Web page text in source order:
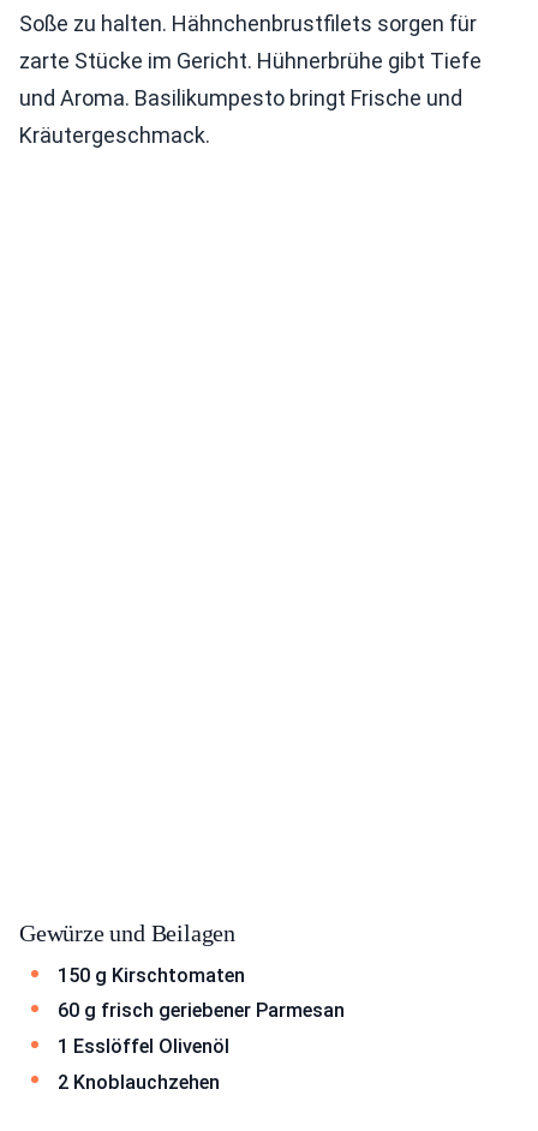
Soße zu halten. Hähnchenbrustfilets sorgen für
zarte Stücke im Gericht. Hühnerbrühe gibt Tiefe
und Aroma. Basilikumpesto bringt Frische und
Kräutergeschmack.
Gewürze und Beilagen
150 g Kirschtomaten
60 g frisch geriebener Parmesan
1 Esslöffel Olivenöl
2 Knoblauchzehen